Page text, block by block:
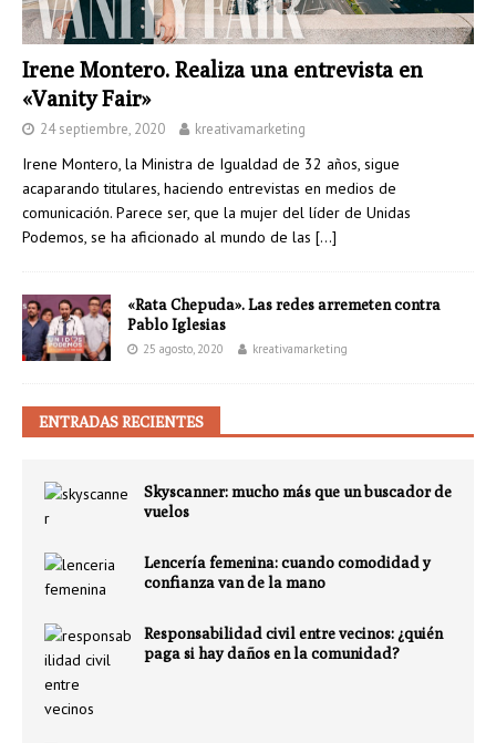
Irene Montero. Realiza una entrevista en
«Vanity Fair»
24 septiembre, 2020 kreativamarketing
Irene Montero, la Ministra de Igualdad de 32 años, sigue
acaparando titulares, haciendo entrevistas en medios de
comunicación. Parece ser, que la mujer del líder de Unidas
Podemos, se ha aficionado al mundo de las […]
«Rata Chepuda». Las redes arremeten contra
Pablo Iglesias
25 agosto, 2020 kreativamarketing
ENTRADAS RECIENTES
Skyscanner: mucho más que un buscador de
vuelos
Lencería femenina: cuando comodidad y
confianza van de la mano
Responsabilidad civil entre vecinos: ¿quién
paga si hay daños en la comunidad?